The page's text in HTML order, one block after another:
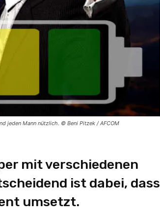
jeden Mann nützlich. © Beni Pitzek / AFCOM
mit verschiedenen
ist dabei, dass
umsetzt.